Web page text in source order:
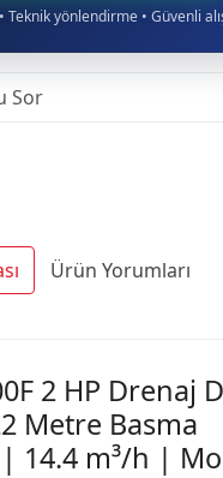
• Teknik yönlendirme • Güvenli
Sor
Ürün Yorumları
2 HP Drenaj
Metre Basma
14.4 m³/h |